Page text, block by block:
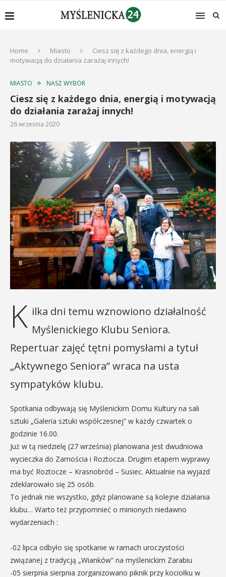
Home Miasto
Ciesz się z każdego dnia, energią i
motywacją do działania zarażaj innych!
MIASTO NASZ WYBÓR
Ciesz się z każdego dnia, energią i motywacją
do działania zarażaj innych!
26 września 2020
K ilka dni temu wznowiono działalność
Myślenickiego Klubu Seniora.
Repertuar zajęć tętni pomysłami a tytuł
„Aktywnego Seniora” wraca na usta
sympatyków klubu.
Spotkania odbywają się Myślenickim Domu Kultury na sali
sztuki „Galeria sztuki współczesnej” w każdy czwartek o
godzinie 16.00.
Już w tą niedzielę (27 września) planowana jest dwudniowa
wycieczka do Zamościa i Roztocza. Drugim etapem wyprawy
ma być Roztocze – Krasnobród – Susiec. Aktualnie na wyjazd
zdeklarowało się 25 osób.
To jednak nie wszystko, gdyż planowane są kolejne działania
klubu… Warto też przypomnieć o minionych niedawno
wydarzeniach :
-02 lipca odbyło się spotkanie w ramach uroczystości
związanej z tradycją „Wianków” na myślenickim Zarabiu
-05 sierpnia sierpnia zorganizowano piknik przy kociołku w